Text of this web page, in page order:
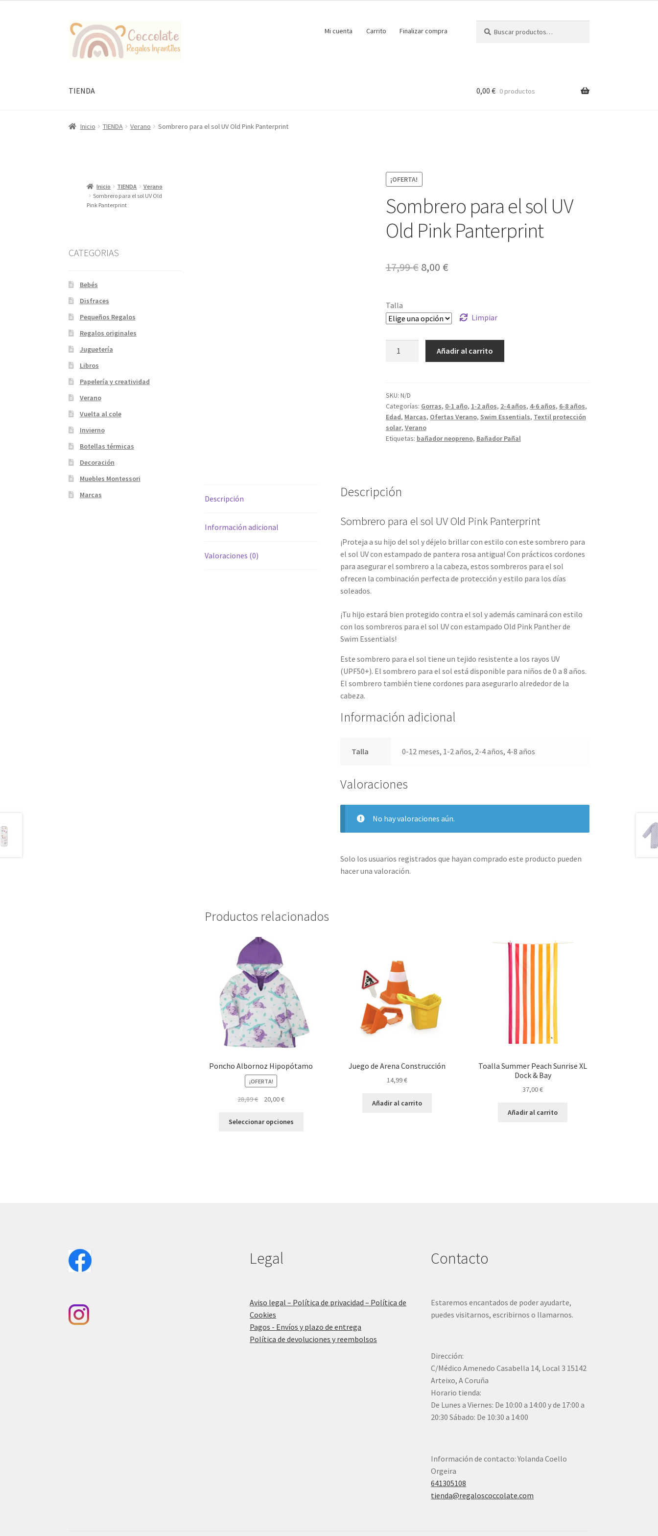
Ir
la
Ir
al
contenido
Mi cuenta Carrito Finalizar compra
por:
TIENDA 0,00 € 0 productos
Inicio TIENDA Verano Sombrero para el sol UV Old Pink Panterprint
¡OFERTA!
Sombrero para el sol UV
Old Pink Panterprint
17,99€ El
era:
17,99 €.
8,00 €El
es:
8,00 €.
Talla
Limpiar
UV
Old
Pink
Panterprint
cantidad
Añadir al carrito
SKU: N/D
Categorías: Gorras, 0-1 año, 1-2 años, 2-4 años, 4-6 años, 6-8 años,
Edad, Marcas, Ofertas Verano, Swim Essentials, Textil protección
solar, Verano
Etiquetas: bañador neopreno, Bañador Pañal
Descripción
Información adicional
Valoraciones (0)
Descripción
Sombrero para el sol UV Old Pink Panterprint
¡Proteja a su hijo del sol y déjelo brillar con estilo con este sombrero para
el sol UV con estampado de pantera rosa antigua! Con prácticos cordones
para asegurar el sombrero a la cabeza, estos sombreros para el sol
ofrecen la combinación perfecta de protección y estilo para los días
soleados.
¡Tu hijo estará bien protegido contra el sol y además caminará con estilo
con los sombreros para el sol UV con estampado Old Pink Panther de
Swim Essentials!
Este sombrero para el sol tiene un tejido resistente a los rayos UV
(UPF50+). El sombrero para el sol está disponible para niños de 0 a 8 años.
El sombrero también tiene cordones para asegurarlo alrededor de la
cabeza.
Información adicional
Talla 0-12 meses, 1-2 años, 2-4 años, 4-8 años
Valoraciones
No hay valoraciones aún.
Solo los usuarios registrados que hayan comprado este producto pueden
hacer una valoración.
Productos relacionados
Poncho Albornoz Hipopótamo
¡OFERTA!
28,89€
original
20,00€El
actual
Seleccionar opciones
Juego de Arena Construcción
14,99€
Añadir al carrito
Toalla Summer Peach Sunrise XL
Dock & Bay
37,00€
Añadir al carrito
Inicio TIENDA
Verano
Sombrero para el sol UV Old
Pink Panterprint
CATEGORIAS
Bebés
Disfraces
Pequeños Regalos
Regalos originales
Juguetería
Libros
Papelería y creatividad
Verano
Vuelta al cole
Invierno
Botellas térmicas
Decoración
Muebles Montessori
Marcas
Legal
Aviso legal – Política de privacidad – Política de
Cookies
Pagos - Envíos y plazo de entrega
Política de devoluciones y reembolsos
Contacto
Estaremos encantados de poder ayudarte,
puedes visitarnos, escribirnos o llamarnos.
Dirección:
C/Médico Amenedo Casabella 14, Local 3 15142
Arteixo, A Coruña
Horario tienda:
De Lunes a Viernes: De 10:00 a 14:00 y de 17:00 a
20:30 Sábado: De 10:30 a 14:00
Información de contacto: Yolanda Coello
Orgeira
641305108
tienda@regaloscoccolate.com
17,99 €.8,00 €.